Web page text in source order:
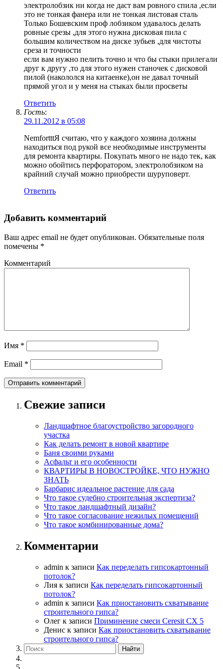
электролобзик ни когда не даст вам ровного спила ,если
это не тонкая фанера или не тонкая листовая сталь
Только Бошевским проф лобзиком удавалось делать
ровные срезы ,для этого нужна дисковая пила с
большим количеством на диске зубьев ,для чистоты
среза и точности
если вам нужно пелить точно и что бы стыки прилегали
друг к другу ,то для этого нужен станочек с дисковой
пилой (накололся на китаенке),он не давал точный
прямой угол и у меня на стыках были просветы
Ответить
Гость:
29.11.2012 в 05:08
NemfortttЯ считаю, что у каждого хозяина должны
находиться под рукой все необходимые инструменты
для ремонта квартиры. Покупать много не надо тек, как
можно обойтись перфоратором, электролобзиком на
крайний случай можно приобрести шуруповерт.
Ответить
Добавить комментарий
Ваш адрес email не будет опубликован. Обязательные поля
помечены *
Комментарий
Имя *
Email *
Свежие записи
Ландшафтное благоустройство загородного
участка
Как делать ремонт в новой квартире
Баня своими руками
Асфальт и его особенности
КВАРТИРЫ В НОВОСТРОЙКЕ, ЧТО НУЖНО
ЗНАТЬ
Барбарис идеальное растение для сада
Что такое судебно строительная экспертиза?
Что такое ландшафтный дизайн?
Что такое согласование нежилых помещений
Что такое комбинированные дома?
Комментарии
admin к записи Как переделать гипсокартонный
потолок?
Лия к записи Как переделать гипсокартонный
потолок?
admin к записи Как приостановить схватывание
строительного гипса?
Олег к записи Приминение смеси Ceresit СХ 5
Денис к записи Как приостановить схватывание
строительного гипса?